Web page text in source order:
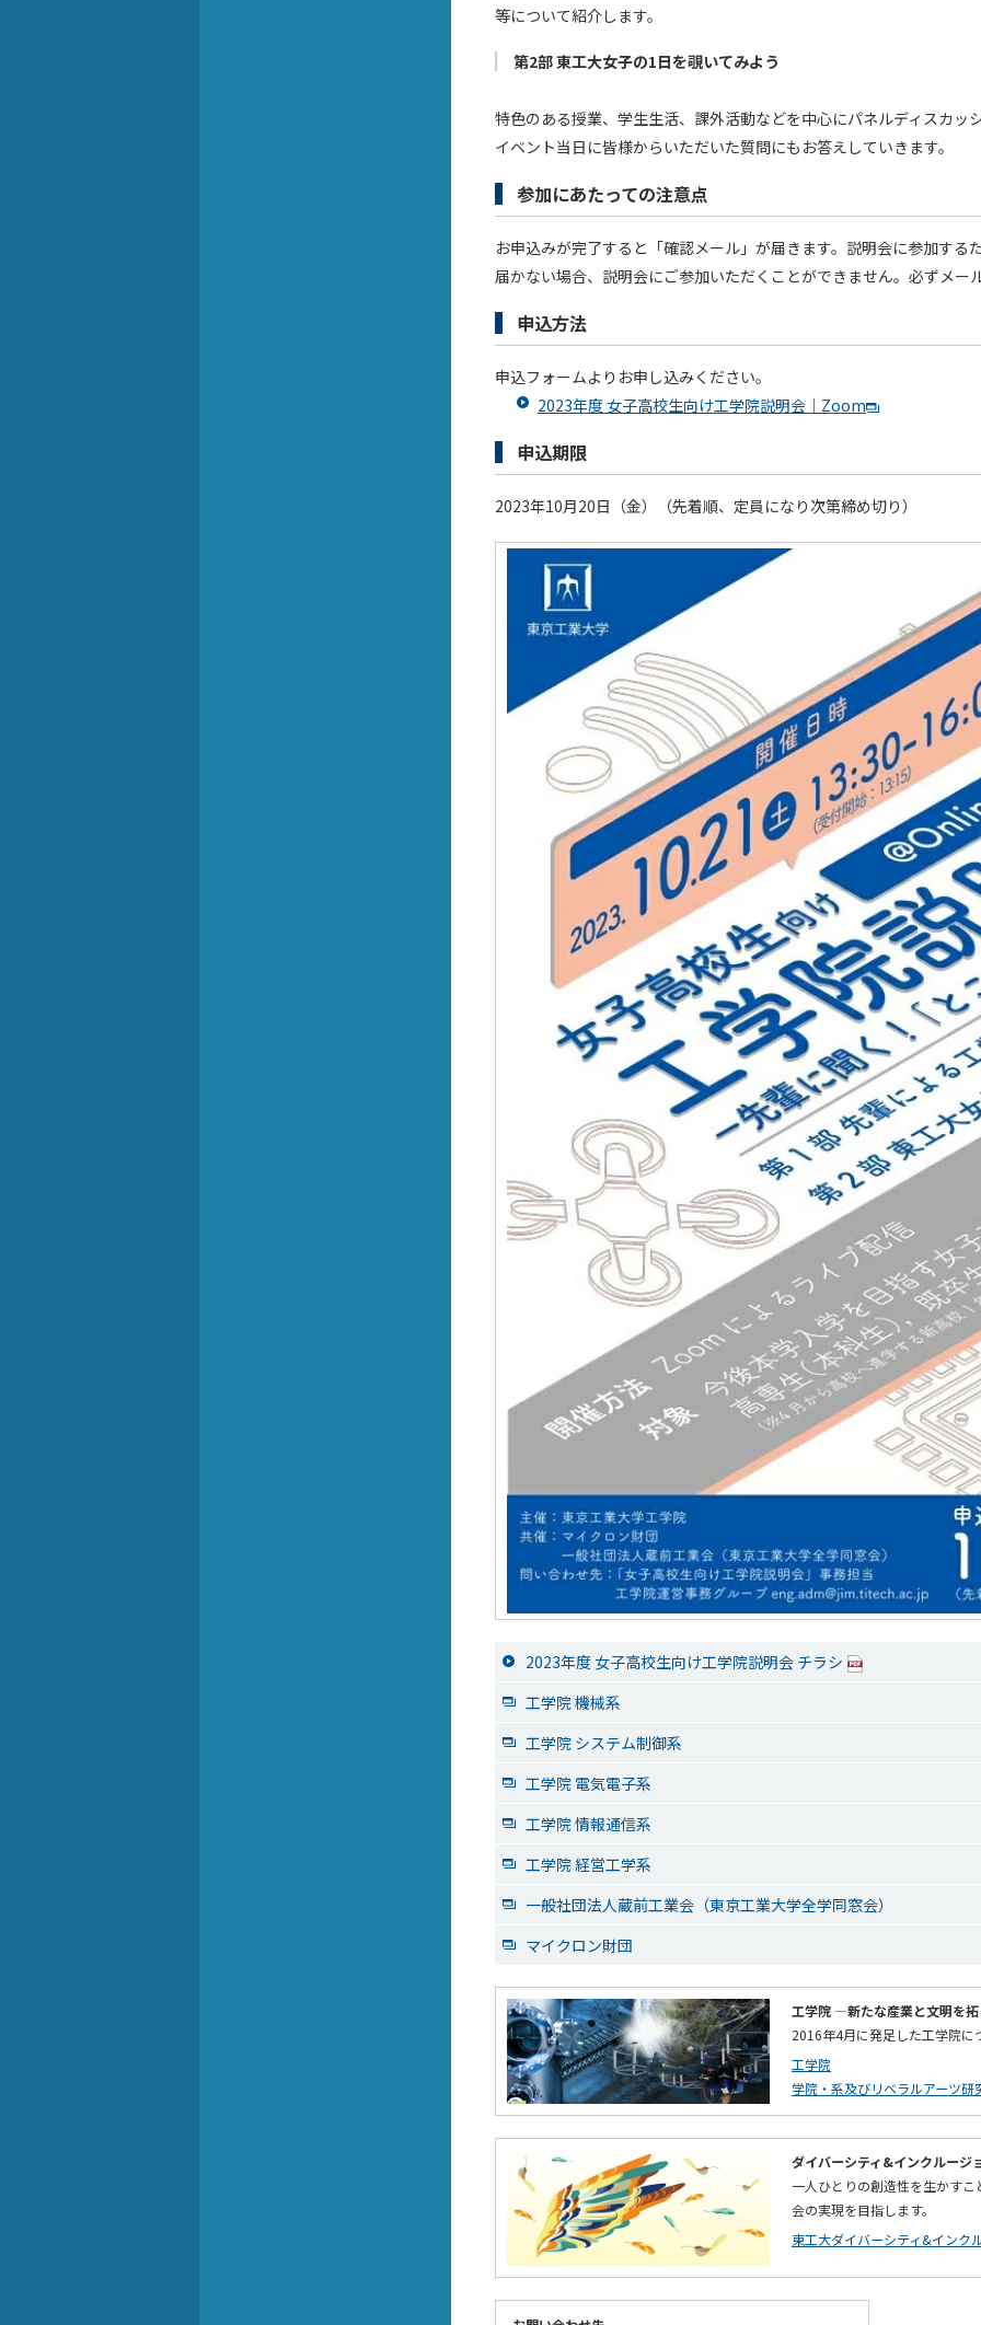
等について紹介します。
第2部 東工大女子の1日を覗いてみよう
特色のある授業、学生生活、課外活動などを中心にパネルディスカッ
イベント当日に皆様からいただいた質問にもお答えしていきます。
参加にあたっての注意点
お申込みが完了すると「確認メール」が届きます。説明会に参加する
届かない場合、説明会にご参加いただくことができません。必ずメー
申込方法
申込フォームよりお申し込みください。
2023年度 女子高校生向け工学院説明会｜Zoom
申込期限
2023年10月20日（金）（先着順、定員になり次第締め切り）
2023年度 女子高校生向け工学院説明会 チラシ
工学院 機械系
工学院 システム制御系
工学院 電気電子系
工学院 情報通信系
工学院 経営工学系
一般社団法人蔵前工業会（東京工業大学全学同窓会）
マイクロン財団
工学院 ―新たな産業と文明を
2016年4月に発足した工学院に
工学院
学院・系及びリベラルアーツ研
ダイバーシティ&インクルージ
一人ひとりの創造性を生かす
会の実現を目指します。
東工大ダイバーシティ&インク